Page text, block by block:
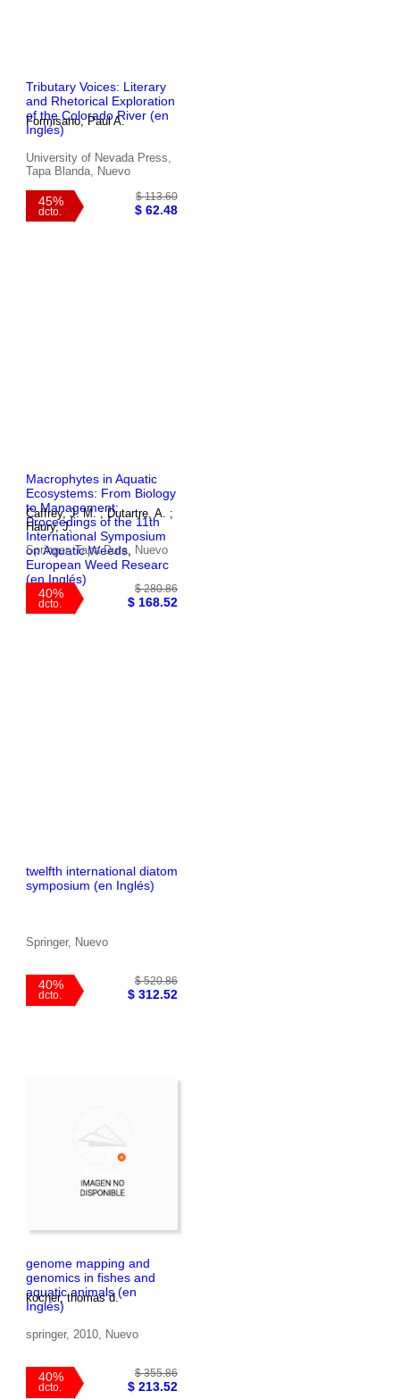
Tributary Voices: Literary
and Rhetorical Exploration
of the Colorado River (en
Inglés)
Formisano, Paul A.
University of Nevada Press,
Tapa Blanda, Nuevo
Macrophytes in Aquatic
Ecosystems: From Biology
to Management:
Proceedings of the 11th
International Symposium
on Aquatic Weeds,
European Weed Researc
(en Inglés)
Caffrey, J. M. ; Dutartre, A. ;
Haury, J.
Springer, Tapa Dura, Nuevo
dcto. $ 168.52
twelfth international diatom
symposium (en Inglés)
Springer, Nuevo
40%
dcto.
genome mapping and
genomics in fishes and
aquatic animals (en
Inglés)
kocher, thomas d.
springer, 2010, Nuevo